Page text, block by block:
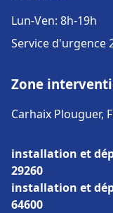
Lun-Ven: 8h-19h
Service d'urgence
Zone
Carhaix Plouguer,
installation et
29260
installation et
64600